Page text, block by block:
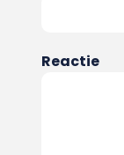
Reactie